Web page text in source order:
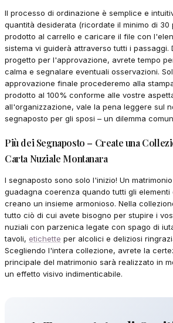
Il processo di ordinazione è semplice e
quantità desiderata (ricordate il minimo di 30
prodotto al carrello e caricare il file con
sistema vi guiderà attraverso tutti i passaggi.
progetto per l'approvazione, avrete tempo
calma e segnalare eventuali osservazioni.
approvazione finale procederemo alla
prodotto al 100% conforme alle vostre
all'organizzazione, vale la pena leggere sul
segnaposto per gli sposi – un dilemma
Più dei Segnaposto – Create una
Carta Nuziale Montanara
I segnaposto sono solo l'inizio! Un
guadagna coerenza quando tutti gli elementi
creano un insieme armonioso. Nella
tutto ciò di cui avete bisogno per stupire i
nuziali con parzenica legate con spago di
tavoli, etichette per alcolici e deliziosi
Scegliendo l'intera collezione, avrete la
principale del matrimonio sarà realizzato in
un effetto visivo indimenticabile.